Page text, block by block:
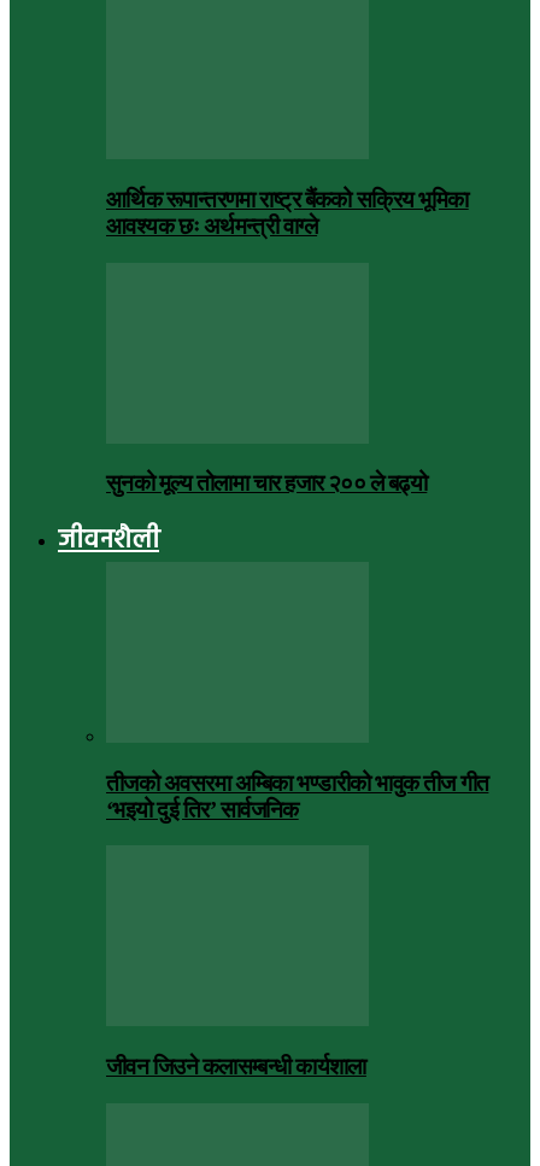
आर्थिक रूपान्तरणमा राष्ट्र बैंकको सक्रिय भूमिका
आवश्यक छः अर्थमन्त्री वाग्ले
सुनको मूल्य तोलामा चार हजार २०० ले बढ्यो
जीवनशैली
तीजको अवसरमा अम्बिका भण्डारीको भावुक तीज गीत
‘भइयो दुई तिर’ सार्वजनिक
जीवन जिउने कलासम्बन्धी कार्यशाला